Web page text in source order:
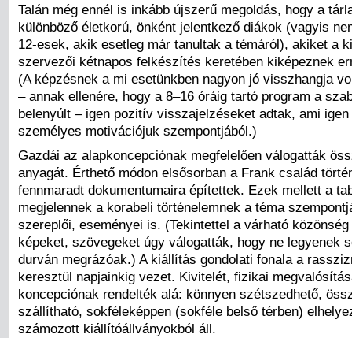
Talán még ennél is inkább újszerű megoldás, hogy a
különböző életkorú, önként jelentkező diákok (vagyis
12-esek, akik esetleg már tanultak a témáról), akiket a
szervezői kétnapos felkészítés keretében kiképeznek
(A képzésnek a mi esetünkben nagyon jó visszhangja
– annak ellenére, hogy a 8–16 óráig tartó program a
belenyúlt – igen pozitív visszajelzéseket adtak, ami
személyes motivációjuk szempontjából.)
Gazdái az alapkoncepciónak megfelelően válogatták
anyagát. Érthető módon elsősorban a Frank család
fennmaradt dokumentumaira építettek. Ezek mellett a
megjelennek a korabeli történelemnek a téma
szereplői, eseményei is. (Tekintettel a várható
képeket, szövegeket úgy válogatták, hogy ne legyenek
durván megrázóak.) A kiállítás gondolati fonala a
keresztül napjainkig vezet. Kivitelét, fizikai
koncepciónak rendelték alá: könnyen szétszedhető,
szállítható, sokféleképpen (sokféle belső térben)
számozott kiállítóállványokból áll.